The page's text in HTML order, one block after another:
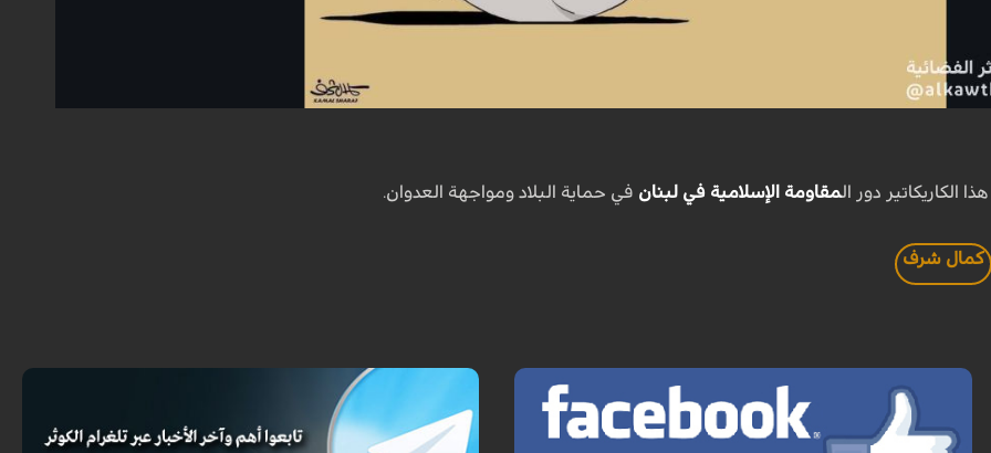
الكاريكاتير دور المقاومة الإسلامية في لبنان في حماية البلاد ومواجهة العدوان.
كمال شرف